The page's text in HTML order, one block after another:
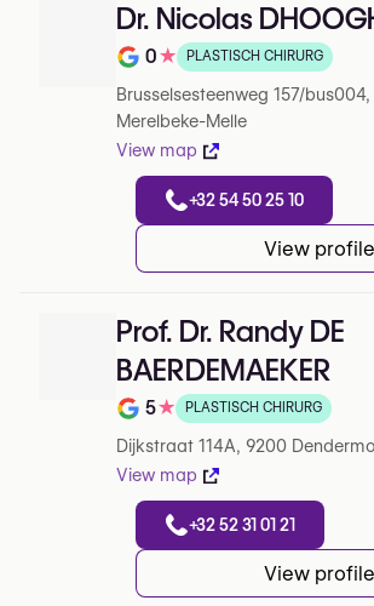
Dr. Nicolas
Note de 0 sur 5 sur Google
0★ PLASTISCH CHIRURG
Brusselsesteenweg 157/
Merelbeke-Melle
View map
+32 54 50 25 10
View profile
Prof. Dr. Randy DE
BAERDEMAEKER
Note de 5 sur 5 sur Google
5★ PLASTISCH CHIRURG
Dijkstraat 114A, 9200
View map
+32 52 31 01 21
View profile